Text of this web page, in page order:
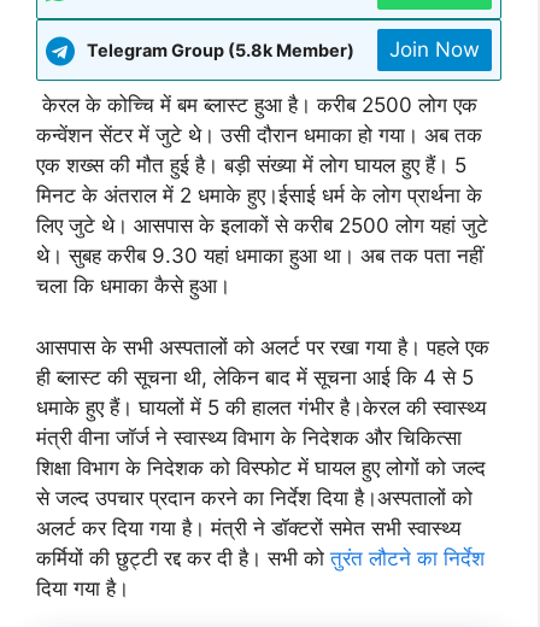
Telegram Group (5.8k Member) Join Now
केरल के कोच्चि में बम ब्लास्ट हुआ है। करीब 2500 लोग एक
कन्वेंशन सेंटर में जुटे थे। उसी दौरान धमाका हो गया। अब तक
एक शख्स की मौत हुई है। बड़ी संख्या में लोग घायल हुए हैं। 5
मिनट के अंतराल में 2 धमाके हुए।ईसाई धर्म के लोग प्रार्थना के
लिए जुटे थे। आसपास के इलाकों से करीब 2500 लोग यहां जुटे
थे। सुबह करीब 9.30 यहां धमाका हुआ था। अब तक पता नहीं
चला कि धमाका कैसे हुआ।
आसपास के सभी अस्पतालों को अलर्ट पर रखा गया है। पहले एक
ही ब्लास्ट की सूचना थी, लेकिन बाद में सूचना आई कि 4 से 5
धमाके हुए हैं। घायलों में 5 की हालत गंभीर है।केरल की स्वास्थ्य
मंत्री वीना जॉर्ज ने स्वास्थ्य विभाग के निदेशक और चिकित्सा
शिक्षा विभाग के निदेशक को विस्फोट में घायल हुए लोगों को जल्द
से जल्द उपचार प्रदान करने का निर्देश दिया है।अस्पतालों को
अलर्ट कर दिया गया है। मंत्री ने डॉक्टरों समेत सभी स्वास्थ्य
कर्मियों की छुट्टी रद्द कर दी है। सभी कोतुरंत लौटने का निर्देश
दिया गया है।